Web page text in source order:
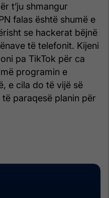
t’ju shmangur
falas është shumë e
se hackerat bëjnë
të telefonit. Kijeni
pa TikTok për ca
programin e
e cila do të vijë së
paraqesë planin për